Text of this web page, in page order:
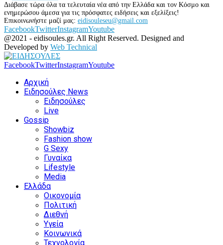
Διάβασε τώρα όλα τα τελευταία νέα από την Ελλάδα και τον Κόσμο και
ενημερώσου άμεσα για τις πρόσφατες ειδήσεις και εξελίξεις!
Επικοινωνήστε μαζί μας: eidisouleseu@gmail.com
FacebookTwitterInstagramYoutube
@2021 - eidisoules.gr. All Right Reserved. Designed and
Developed by Web Technical
FacebookTwitterInstagramYoutube
Αρχική
Ειδησούλες News
Ειδησούλες
Live
Gossip
Showbiz
Fashion show
G Sexy
Γυναίκα
Lifestyle
Media
Ελλάδα
Οικονομία
Πολιτική
Διεθνή
Υγεία
Κοινωνικά
Τεχνολογία